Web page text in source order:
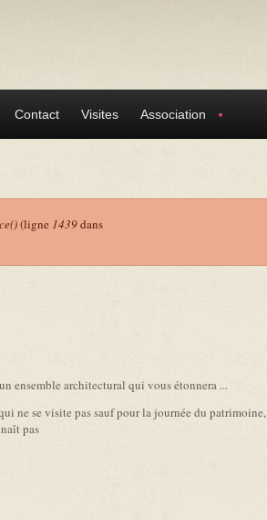
Contact Visites Association
(ligne 1439dans
ensemble architectural qui vous étonnera ...
ne se visite pas sauf pour la journée du patrimoine,
pas